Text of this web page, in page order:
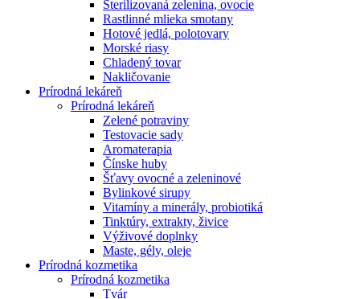
Sterilizovaná zelenina, ovocie
Rastlinné mlieka smotany
Hotové jedlá, polotovary
Morské riasy
Chladený tovar
Nakličovanie
Prírodná lekáreň
Prírodná lekáreň
Zelené potraviny
Testovacie sady
Aromaterapia
Čínske huby
Šťavy ovocné a zeleninové
Bylinkové sirupy
Vitamíny a minerály, probiotiká
Tinktúry, extrakty, živice
Výživové doplnky
Maste, gély, oleje
Prírodná kozmetika
Prírodná kozmetika
Tvár